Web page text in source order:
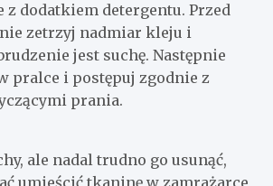
z dodatkiem detergentu. Przed
zetrzyj nadmiar kleju i
jest suchę. Następnie
pralce i postępuj zgodnie z
prania.
ale nadal trudno go usunąć,